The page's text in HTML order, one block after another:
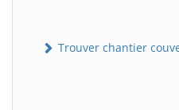
Trouver chantier